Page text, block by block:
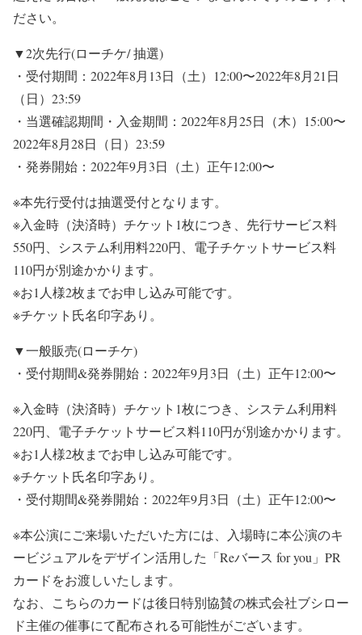
ださい。
▼2次先行(ローチケ/ 抽選)
・受付期間：2022年8月13日（土）12:00〜2022年8月21日
（日）23:59
・当選確認期間・入金期間：2022年8月25日（木）15:00〜
2022年8月28日（日）23:59
・発券開始：2022年9月3日（土）正午12:00〜
※本先行受付は抽選受付となります。
※入金時（決済時）チケット1枚につき、先行サービス料
550円、システム利用料220円、電子チケットサービス料
110円が別途かかります。
※お1人様2枚までお申し込み可能です。
※チケット氏名印字あり。
▼一般販売(ローチケ)
・受付期間&発券開始：2022年9月3日（土）正午12:00〜
※入金時（決済時）チケット1枚につき、システム利用料
220円、電子チケットサービス料110円が別途かかります。
※お1人様2枚までお申し込み可能です。
※チケット氏名印字あり。
・受付期間&発券開始：2022年9月3日（土）正午12:00〜
※本公演にご来場いただいた方には、入場時に本公演のキ
ービジュアルをデザイン活用した「Reバース for you」PR
カードをお渡しいたします。
なお、こちらのカードは後日特別協賛の株式会社ブシロー
ド主催の催事にて配布される可能性がございます。